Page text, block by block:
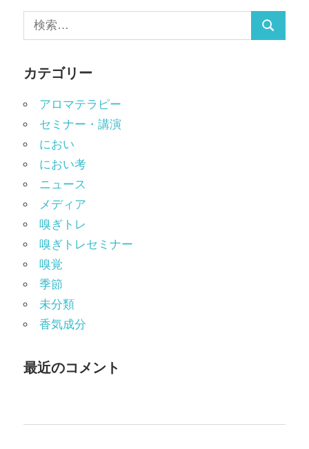
カテゴリー
アロマテラピー
セミナー・講演
におい
におい考
ニュース
メディア
嗅ぎトレ
嗅ぎトレセミナー
嗅覚
季節
未分類
香気成分
最近のコメント